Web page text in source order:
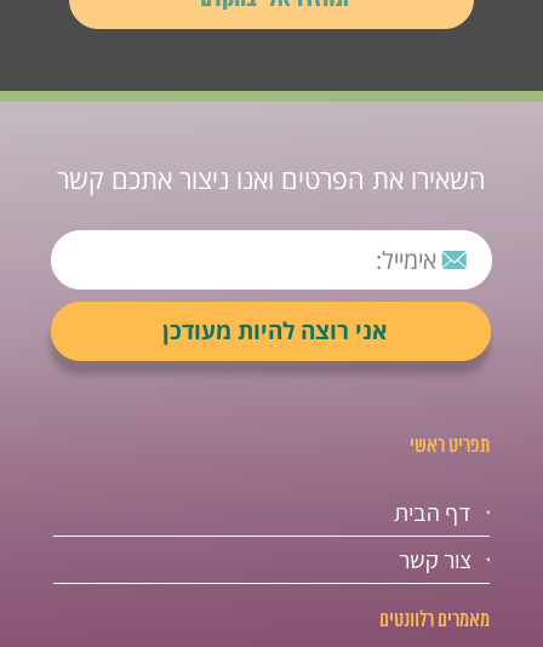
השאירו את הפרטים ואנו ניצור אתכם קשר
תפריט ראשי
דף הבית
צור קשר
מאמרים רלוונטים